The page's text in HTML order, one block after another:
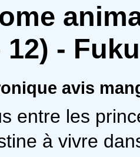
-
avis
entre les
à vivre